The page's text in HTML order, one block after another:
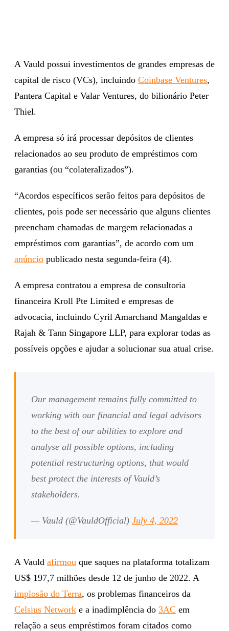
A Vauld possui investimentos de grandes empresas de
capital de risco (VCs), incluindo Coinbase Ventures,
Pantera Capital e Valar Ventures, do bilionário Peter
Thiel.
A empresa só irá processar depósitos de clientes
relacionados ao seu produto de empréstimos com
garantias (ou “colateralizados”).
“Acordos específicos serão feitos para depósitos de
clientes, pois pode ser necessário que alguns clientes
preencham chamadas de margem relacionadas a
empréstimos com garantias”, de acordo com um
anúncio publicado nesta segunda-feira (4).
A empresa contratou a empresa de consultoria
financeira Kroll Pte Limited e empresas de
advocacia, incluindo Cyril Amarchand Mangaldas e
Rajah & Tann Singapore LLP, para explorar todas as
possíveis opções e ajudar a solucionar sua atual crise.
Our management remains fully committed to
working with our financial and legal advisors
to the best of our abilities to explore and
analyse all possible options, including
potential restructuring options, that would
best protect the interests of Vauld’s
stakeholders.
— Vauld (@VauldOfficial) July 4, 2022
A Vauld afirmou que saques na plataforma totalizam
US$ 197,7 milhões desde 12 de junho de 2022. A
implosão do Terra, os problemas financeiros da
Celsius Network e a inadimplência do 3AC em
relação a seus empréstimos foram citados como